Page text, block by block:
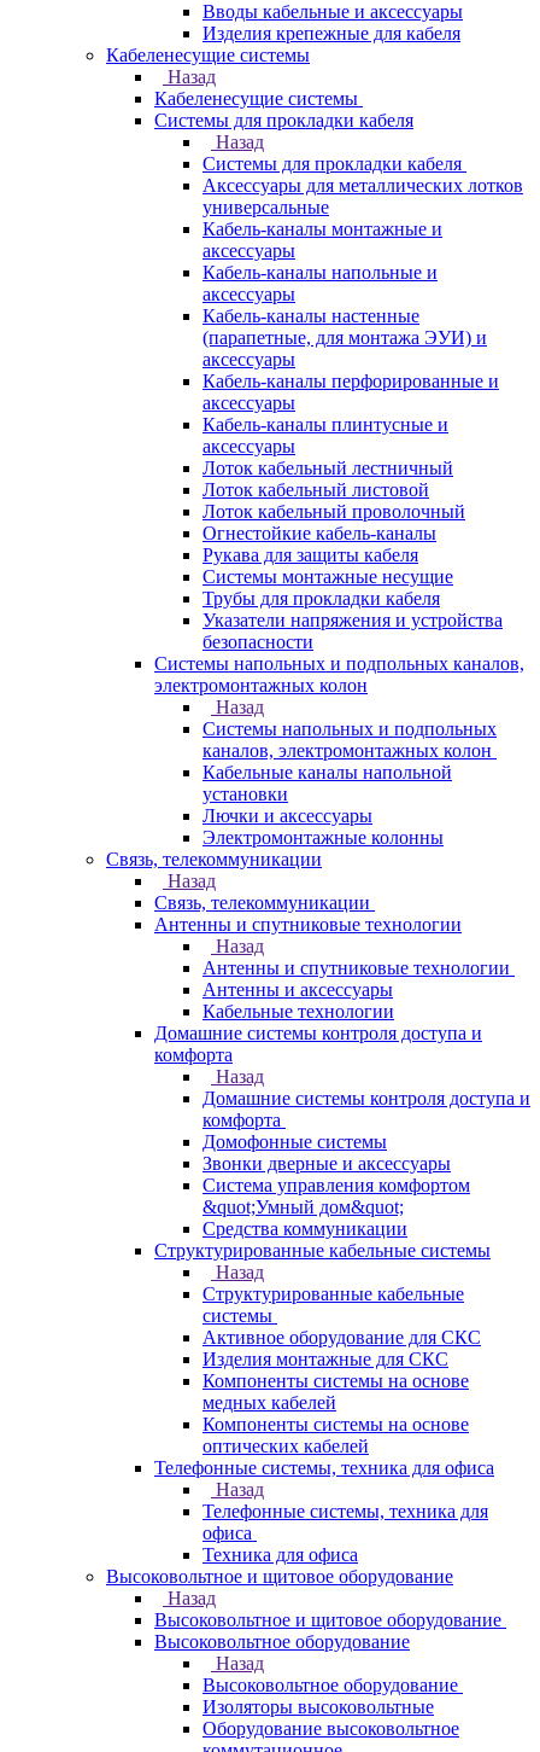
Вводы кабельные и аксессуары
Изделия крепежные для кабеля
Кабеленесущие системы
Назад
Кабеленесущие системы
Системы для прокладки кабеля
Назад
Системы для прокладки кабеля
Аксессуары для металлических лотков
универсальные
Кабель-каналы монтажные и
аксессуары
Кабель-каналы напольные и
аксессуары
Кабель-каналы настенные
(парапетные, для монтажа ЭУИ) и
аксессуары
Кабель-каналы перфорированные и
аксессуары
Кабель-каналы плинтусные и
аксессуары
Лоток кабельный лестничный
Лоток кабельный листовой
Лоток кабельный проволочный
Огнестойкие кабель-каналы
Рукава для защиты кабеля
Системы монтажные несущие
Трубы для прокладки кабеля
Указатели напряжения и устройства
безопасности
Системы напольных и подпольных каналов,
электромонтажных колон
Назад
Системы напольных и подпольных
каналов, электромонтажных колон
Кабельные каналы напольной
установки
Лючки и аксессуары
Электромонтажные колонны
Связь, телекоммуникации
Назад
Связь, телекоммуникации
Антенны и спутниковые технологии
Назад
Антенны и спутниковые технологии
Антенны и аксессуары
Кабельные технологии
Домашние системы контроля доступа и
комфорта
Назад
Домашние системы контроля доступа и
комфорта
Домофонные системы
Звонки дверные и аксессуары
Система управления комфортом
&quot;Умный дом&quot;
Средства коммуникации
Структурированные кабельные системы
Назад
Структурированные кабельные
системы
Активное оборудование для СКС
Изделия монтажные для СКС
Компоненты системы на основе
медных кабелей
Компоненты системы на основе
оптических кабелей
Телефонные системы, техника для офиса
Назад
Телефонные системы, техника для
офиса
Техника для офиса
Высоковольтное и щитовое оборудование
Назад
Высоковольтное и щитовое оборудование
Высоковольтное оборудование
Назад
Высоковольтное оборудование
Изоляторы высоковольтные
Оборудование высоковольтное